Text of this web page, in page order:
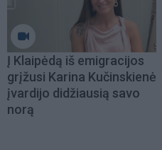
Į Klaipėdą iš emigracijos
grįžusi Karina Kučinskienė
įvardijo didžiausią savo
norą